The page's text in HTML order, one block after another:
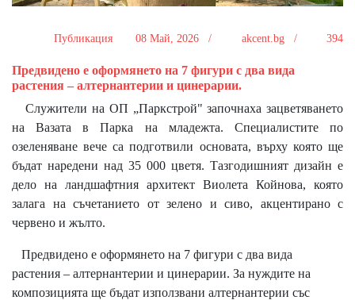
Публикация 08 Май, 2026 / akcent.bg / 394
Предвидено е оформянето на 7 фигури с два вида
растения – алтернантерии и цинерарии.
Служители на ОП „Паркстрой" започнаха зацветяването
на Вазата в Парка на младежта. Специалистите по
озеленяване вече са подготвили основата, върху която ще
бъдат наредени над 35 000 цветя. Тазгодишният дизайн е
дело на ландшафтния архитект Виолета Койнова, която
залага на съчетанието от зелено и сиво, акцентирано с
червено и жълто.
Предвидено е оформянето на 7 фигури с два вида
растения – алтернантерии и цинерарии. За нуждите на
композицията ще бъдат използвани алтернантерии със